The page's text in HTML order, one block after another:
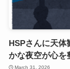
HSPさんに天
かな夜空が心を
March 31, 2026